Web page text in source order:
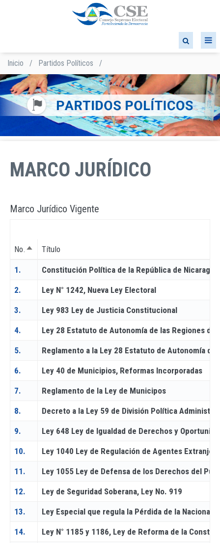
Sobrescribir
enlaces
de
ayuda
la
Inicio / Partidos Políticos /
MARCO JURÍDICO
Marco Jurídico Vigente
No. Ordenar descendente
Título
1. Constitución Política de la República de Nicaragua
2. Ley N° 1242, Nueva Ley Electoral
3. Ley 983 Ley de Justicia Constitucional
4. Ley 28 Estatuto de Autonomía de las Regiones de
5. Reglamento a la Ley 28 Estatuto de Autonomía de
6. Ley 40 de Municipios, Reformas Incorporadas
7. Reglamento de la Ley de Municipos
8. Decreto a la Ley 59 de División Política
9. Ley 648 Ley de Igualdad de Derechos y
10. Ley 1040 Ley de Regulación de Agentes
11. Ley 1055 Ley de Defensa de los Derechos del
12. Ley de Seguridad Soberana, Ley No. 919
13. Ley Especial que regula la Pérdida de la
14. Ley N° 1185 y 1186, Ley de Reforma de la